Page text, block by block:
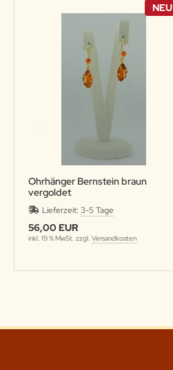
NEU
Ohrhänger Bernstein braun
vergoldet
Lieferzeit: 3-5 Tage
56,00 EUR
inkl. 19 % MwSt. zzgl. Versandkosten